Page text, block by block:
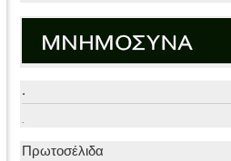
.
.
Πρωτοσέλιδα